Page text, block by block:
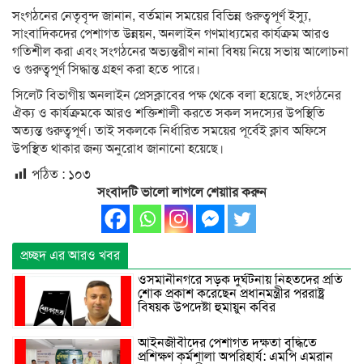
সংগঠনের নেতৃবৃন্দ জানান, বর্তমান সময়ের বিভিন্ন গুরুত্বপূর্ণ ইস্যু,
সাংবাদিকদের পেশাগত উন্নয়ন, অনলাইন গণমাধ্যমের কার্যক্রম আরও
গতিশীল করা এবং সংগঠনের অভ্যন্তরীণ নানা বিষয় নিয়ে সভায় আলোচনা
ও গুরুত্বপূর্ণ সিদ্ধান্ত গ্রহণ করা হতে পারে।
সিলেট বিভাগীয় অনলাইন প্রেসক্লাবের পক্ষ থেকে বলা হয়েছে, সংগঠনের
ঐক্য ও কার্যক্রমকে আরও শক্তিশালী করতে সকল সদস্যের উপস্থিতি
অত্যন্ত গুরুত্বপূর্ণ। তাই সকলকে নির্ধারিত সময়ের পূর্বেই ক্লাব অফিসে
উপস্থিত থাকার জন্য অনুরোধ জানানো হয়েছে।
পঠিত : ১০৩
সংবাদটি ভালো লাগলে শেয়াার করুন
প্রচ্ছদ এর আরও খবর
ওসমানীনগরে সড়ক দুর্ঘটনায় নিহতদের প্রতি
শোক প্রকাশ করেছেন প্রধানমন্ত্রীর পররাষ্ট্র
বিষয়ক উপদেষ্টা হুমায়ুন কবির
আইনজীবীদের পেশাগত দক্ষতা বৃদ্ধিতে
প্রশিক্ষণ কর্মশালা অপরিহার্য: এমপি এমরান